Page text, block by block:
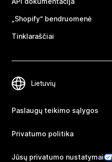
„Shopify“ bendruomenė
Tinklaraščiai
Paslaugų teikimo sąlygos
Privatumo politika
Jūsų privatumo nustatymai